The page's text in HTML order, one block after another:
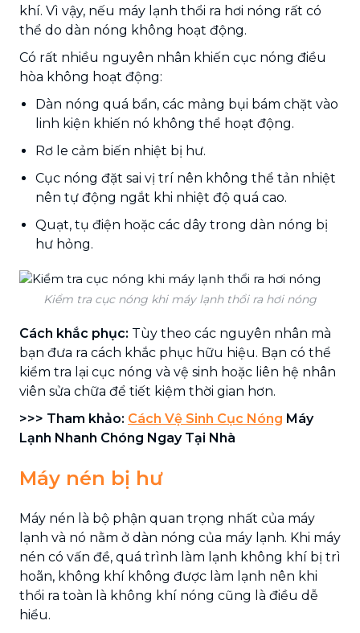
khí. Vì vậy, nếu máy lạnh thổi ra hơi nóng rất có
thể do dàn nóng không hoạt động.
Có rất nhiều nguyên nhân khiến cục nóng điều
hòa không hoạt động:
Dàn nóng quá bẩn, các mảng bụi bám chặt vào
linh kiện khiến nó không thể hoạt động.
Rơ le cảm biến nhiệt bị hư.
Cục nóng đặt sai vị trí nên không thể tản nhiệt
nên tự động ngắt khi nhiệt độ quá cao.
Quạt, tụ điện hoặc các dây trong dàn nóng bị
hư hỏng.
Kiểm tra cục nóng khi máy lạnh thổi ra hơi nóng
Cách khắc phục: Tùy theo các nguyên nhân mà
bạn đưa ra cách khắc phục hữu hiệu. Bạn có thể
kiểm tra lại cục nóng và vệ sinh hoặc liên hệ nhân
viên sửa chữa để tiết kiệm thời gian hơn.
>>> Tham khảo: Cách Vệ Sinh Cục Nóng Máy
Lạnh Nhanh Chóng Ngay Tại Nhà
Máy nén bị hư
Máy nén là bộ phận quan trọng nhất của máy
lạnh và nó nằm ở dàn nóng của máy lạnh. Khi máy
nén có vấn đề, quá trình làm lạnh không khí bị trì
hoãn, không khí không được làm lạnh nên khi
thổi ra toàn là không khí nóng cũng là điều dễ
hiểu.